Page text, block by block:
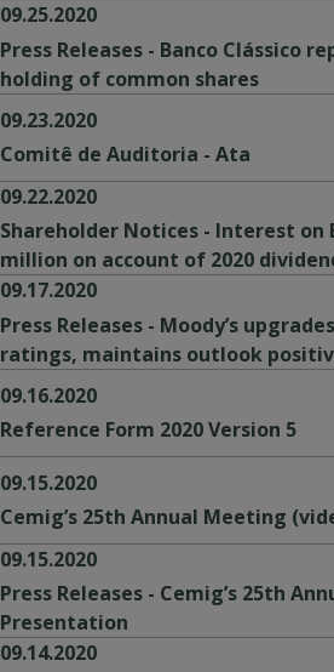
09.25.2020
Press Releases - Banco Clássico
holding of common shares
09.23.2020
Comitê de Auditoria - Ata
09.22.2020
Shareholder Notices - Interest on
million on account of 2020
09.17.2020
Press Releases - Moody’s
ratings, maintains outlook
09.16.2020
Reference Form 2020 Version 5
09.15.2020
Cemig’s 25th Annual Meeting
09.15.2020
Press Releases - Cemig’s 25th
Presentation
09.14.2020